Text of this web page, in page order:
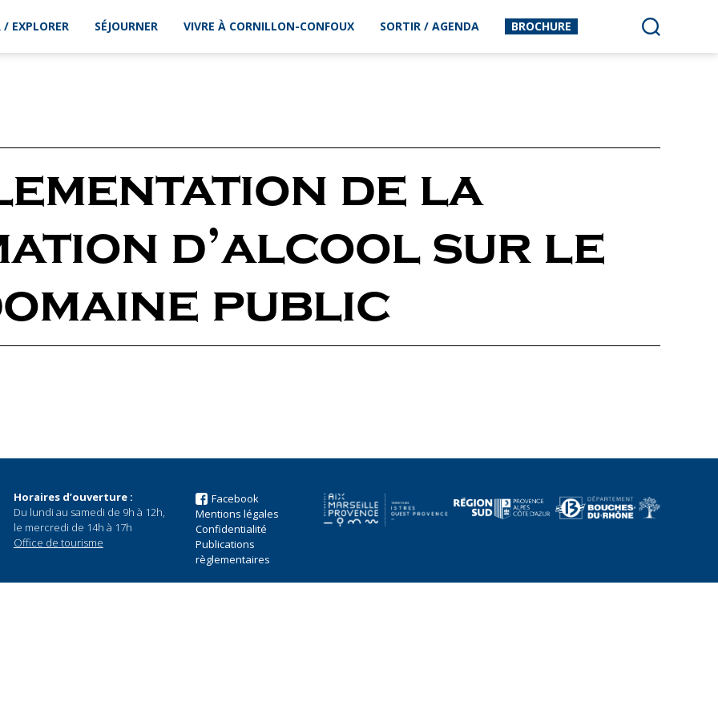
/ EXPLORER SÉJOURNER VIVRE À CORNILLON-CONFOUX SORTIR / AGENDA BROCHURE
de la
d’alcool sur le
public
Horaires d’ouverture :
Du lundi au samedi de 9h à 12h,
le mercredi de 14h à 17h
Office de tourisme
Facebook
Mentions légales
Confidentialité
Publications
règlementaires